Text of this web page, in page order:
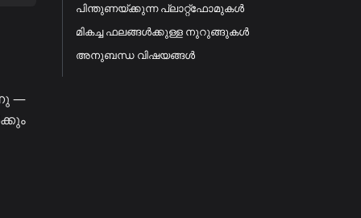
—
പിന്തുണയ്ക്കുന്ന പ്ലാറ്റ്ഫോമുകൾ
മികച്ച ഫലങ്ങൾക്കുള്ള നുറുങ്ങുകൾ
അനുബന്ധ വിഷയങ്ങൾ